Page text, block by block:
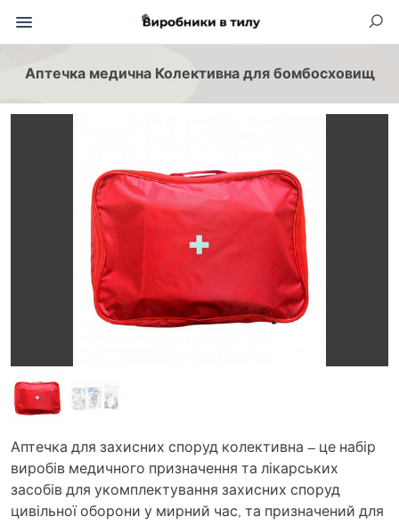
Аптечка медична Колективна для бомбосховищ
Аптечка для захисних споруд колективна – це набір
виробів медичного призначення та лікарських
засобів для укомплектування захисних споруд
цивільної оборони у мирний час, та призначений для